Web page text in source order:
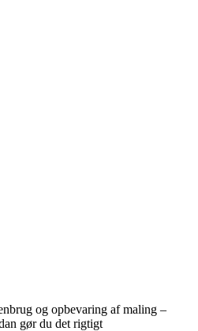
og opbevaring af maling –
gør du det rigtigt